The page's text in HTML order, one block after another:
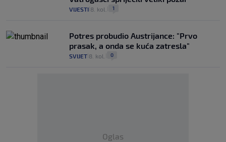
VIJESTI 8. kol. 1
Potres probudio Austrijance: "Prvo
prasak, a onda se kuća zatresla"
SVIJET 8. kol. 0
Oglas